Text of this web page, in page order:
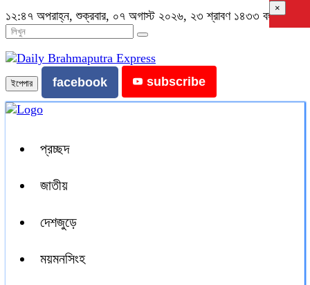
১২:৪৭ অপরাহ্ন, শুক্রবার, ০৭ অগাস্ট ২০২৬, ২৩ শ্রাবণ ১৪৩৩ বঙ্গাব্দ
ইপেপার facebook subscribe
প্রচ্ছদ
জাতীয়
দেশজুড়ে
ময়মনসিংহ
×